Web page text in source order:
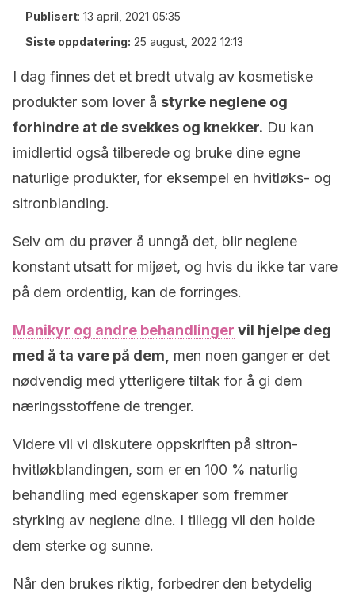
Publisert: 13 april, 2021 05:35
Siste oppdatering: 25 august, 2022 12:13
I dag finnes det et bredt utvalg av kosmetiske
produkter som lover å styrke neglene og
forhindre at de svekkes og knekker. Du kan
imidlertid også tilberede og bruke dine egne
naturlige produkter, for eksempel en hvitløks- og
sitronblanding.
Selv om du prøver å unngå det, blir neglene
konstant utsatt for mijøet, og hvis du ikke tar vare
på dem ordentlig, kan de forringes.
Manikyr og andre behandlinger vil hjelpe deg
med å ta vare på dem,
men noen ganger er det
nødvendig med ytterligere tiltak for å gi dem
næringsstoffene de trenger.
Videre vil vi diskutere oppskriften på sitron-
hvitløkblandingen, som er en 100 % naturlig
behandling med egenskaper som fremmer
styrking av neglene dine. I tillegg vil den holde
dem sterke og sunne.
Når den brukes riktig, forbedrer den betydelig